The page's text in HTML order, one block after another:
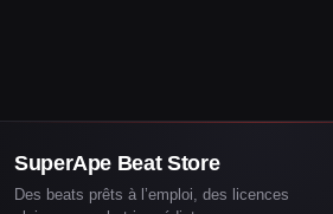
SuperApe Beat Store
Des beats prêts à l’emploi, des licences